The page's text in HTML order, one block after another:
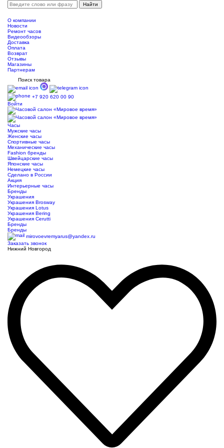
О компании
Новости
Ремонт часов
Видеообзоры
Доставка
Оплата
Возврат
Отзывы
Магазины
Партнерам
Поиск товара
+7 920 620 00 90
Войти
Часы
Мужские часы
Женские часы
Спортивные часы
Механические часы
Fashion бренды
Швейцарские часы
Японские часы
Немецкие часы
Сделано в России
Акция
Интерьерные часы
Бренды
Украшения
Украшения Brosway
Украшения Lotus
Украшения Bering
Украшения Cerutti
Бренды
Бренды
mirovoevremyarus@yandex.ru
Заказать звонок
Нижний Новгород